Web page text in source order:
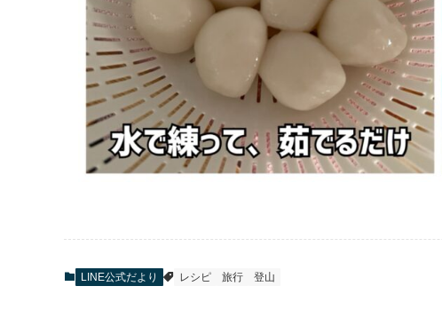
LINE公式だより レシピ 旅行 登山